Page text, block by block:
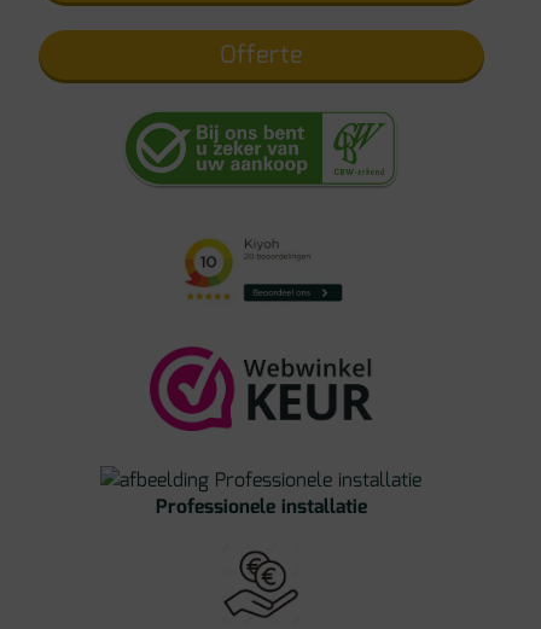
Offerte
Professionele installatie